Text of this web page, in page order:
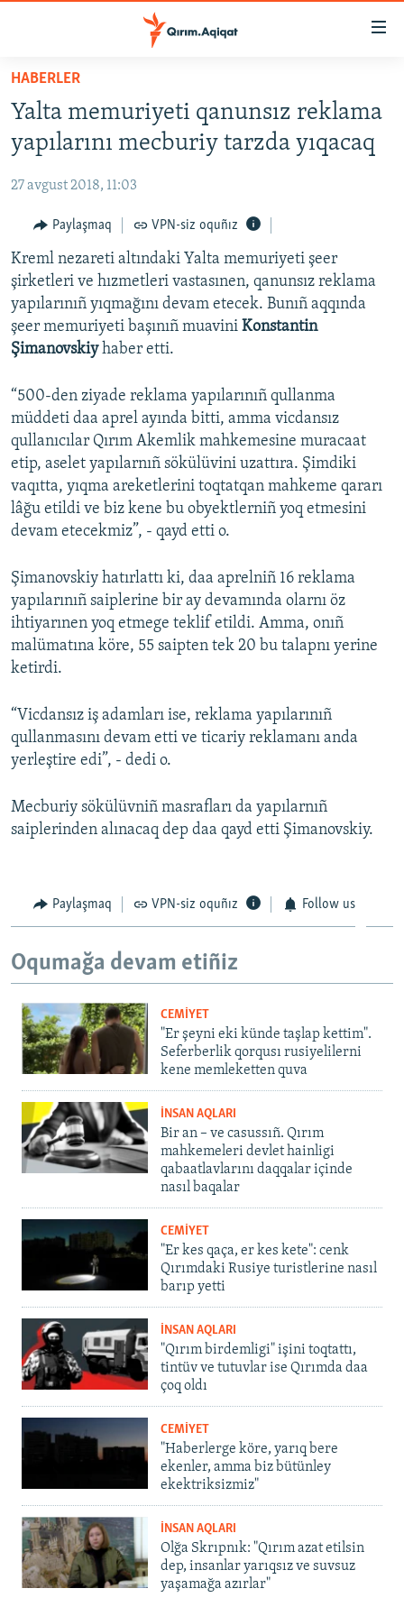
Esas
qaytmaq
Baş
navigatsiyağa
qaytmaq
qaytmaq
HABERLER
SİYASET
İQTİSADİYAT
CEMİYET
MEDENİYET
İNSAN AQLARI
VİDEO
SÜRET
BLOGLAR
FİKİR
Русский
Українською
QOŞULIÑIZ!
RFE/RS bütün saytları
HABERLER
Yalta memuriyeti qanunsız reklama
yapılarını mecburiy tarzda yıqacaq
27 avgust 2018, 11:03
Paylaşmaq VPN-siz oquñız
Kreml nezareti altındaki Yalta memuriyeti şeer
şirketleri ve hızmetleri vastasınen, qanunsız reklama
yapılarınıñ yıqmağını devam etecek. Bunıñ aqqında
şeer memuriyeti başınıñ muavini Konstantin
Şimanovskiyhaber etti.
“500-den ziyade reklama yapılarınıñ qullanma
müddeti daa aprel ayında bitti, amma vicdansız
qullanıcılar Qırım Akemlik mahkemesine muracaat
etip, aselet yapılarnıñ sökülüvini uzattıra. Şimdiki
vaqıtta, yıqma areketlerini toqtatqan mahkeme qararı
lâğu etildi ve biz kene bu obyektlerniñ yoq etmesini
devam etecekmiz”, - qayd etti o.
Şimanovskiy hatırlattı ki, daa aprelniñ 16 reklama
yapılarınıñ saiplerine bir ay devamında olarnı öz
ihtiyarınen yoq etmege teklif etildi. Amma, onıñ
malümatına köre, 55 saipten tek 20 bu talapnı yerine
ketirdi.
“Vicdansız iş adamları ise, reklama yapılarınıñ
qullanmasını devam etti ve ticariy reklamanı anda
yerleştire edi”, - dedi o.
Mecburiy sökülüvniñ masrafları da yapılarnıñ
saiplerinden alınacaq dep daa qayd etti Şimanovskiy.
Paylaşmaq VPN-siz oquñız Follow us
Oqumağa devam etiñiz
CEMİYET
"Er şeyni eki künde taşlap kettim".
Seferberlik qorqusı rusiyelilerni
kene memleketten quva
İNSAN AQLARI
Bir an – ve casussıñ. Qırım
mahkemeleri devlet hainligi
qabaatlavlarını daqqalar içinde
nasıl baqalar
CEMİYET
"Er kes qaça, er kes kete": cenk
Qırımdaki Rusiye turistlerine nasıl
barıp yetti
İNSAN AQLARI
"Qırım birdemligi" işini toqtattı,
tintüv ve tutuvlar ise Qırımda daa
çoq oldı
CEMİYET
"Haberlerge köre, yarıq bere
ekenler, amma biz bütünley
ekektriksizmiz"
İNSAN AQLARI
Olğa Skrıpnık: "Qırım azat etilsin
dep, insanlar yarıqsız ve suvsuz
yaşamağa azırlar"